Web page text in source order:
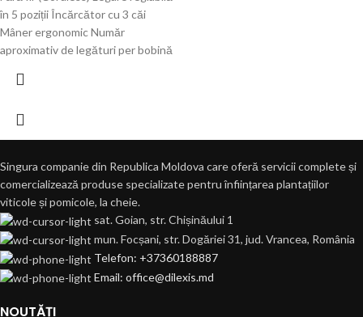
în 5 poziții Încărcător cu 3 căi
Mâner ergonomic Număr
aproximativ de legături per bobină
Singura companie din Republica Moldova care oferă servicii complete și
comercializează produse specializate pentru înființarea plantațiilor
viticole și pomicole, la cheie.
sat. Goian, str. Chișinăului 1
mun. Focșani, str. Dogăriei 31, jud. Vrancea, România
Telefon: +37360188887
Email: office@dilexis.md
NOUTĂȚI